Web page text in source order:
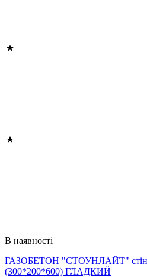
В наявності
ГАЗОБЕТОН "СТОУНЛАЙТ"
(300*200*600) ГЛАДКИЙ